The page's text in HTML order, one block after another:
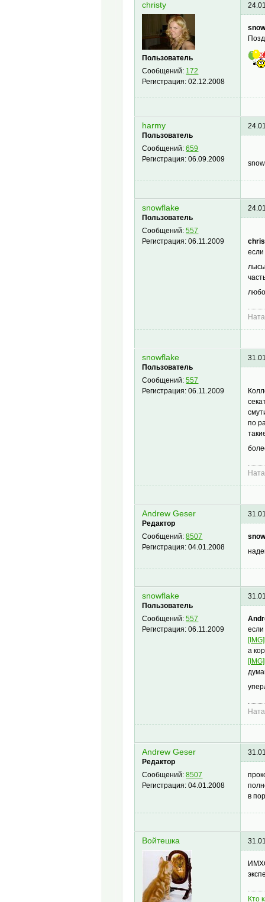
christy
Пользователь
Сообщений: 172
Регистрация:02.12.2008
harmy
Пользователь
Сообщений:659
Регистрация:06.09.2009
snowflake
Пользователь
Сообщений:557
Регистрация:06.11.2009
snowflake
Пользователь
Сообщений:557
Регистрация:06.11.2009
по
Andrew Geser
Редактор
Сообщений:8507
Регистрация:04.01.2008
snowflake
Пользователь
Сообщений:557
Регистрация:06.11.2009
а
Andrew Geser
Редактор
Сообщений:8507
Регистрация:04.01.2008
в
Войтешка
Кто